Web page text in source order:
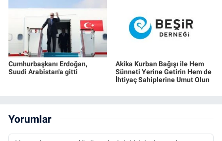
Cumhurbaşkanı Erdoğan,
Suudi Arabistan'a gitti
Akika Kurban Bağışı ile Hem
Sünneti Yerine Getirin Hem de
İhtiyaç Sahiplerine Umut Olun
Yorumlar